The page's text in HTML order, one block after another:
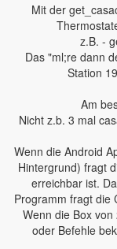
Mit der
z.B. -
Das "ml;re dann
Station
Am
Nicht z.b. 3 mal
Wenn die Android
Hintergrund) fragt
erreichbar ist.
Programm fragt die
Wenn die Box
oder Befehle